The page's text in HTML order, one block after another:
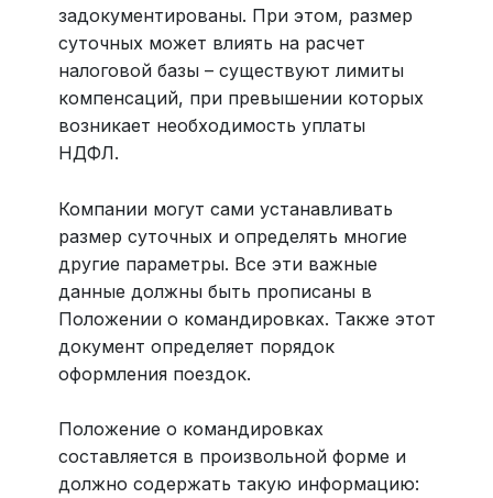
задокументированы. При этом, размер
суточных может влиять на расчет
налоговой базы – существуют лимиты
компенсаций, при превышении которых
возникает необходимость уплаты
НДФЛ.
Компании могут сами устанавливать
размер суточных и определять многие
другие параметры. Все эти важные
данные должны быть прописаны в
Положении о командировках. Также этот
документ определяет порядок
оформления поездок.
Положение о командировках
составляется в произвольной форме и
должно содержать такую информацию: